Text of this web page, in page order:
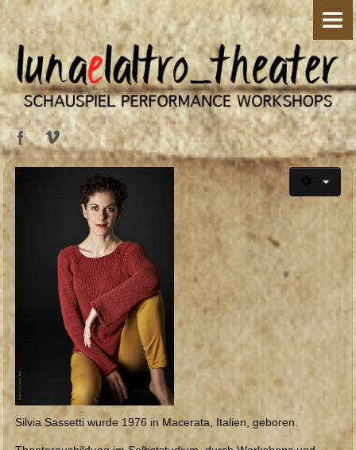
ÜBER UNS
Silvia Sassetti
Lorenzo Pennacchietti
PRODUKTIONEN
Lucky und Pozzo
Lucky und Pozzo - on the road
Mimi & Gaston
Go Pinocchio go
Robinson und Freitag
MITMACH-THEATER
Ausbeutung von Kinderarbeit
Silvia Sassetti wurde 1976 in Macerata, Italien, geboren.